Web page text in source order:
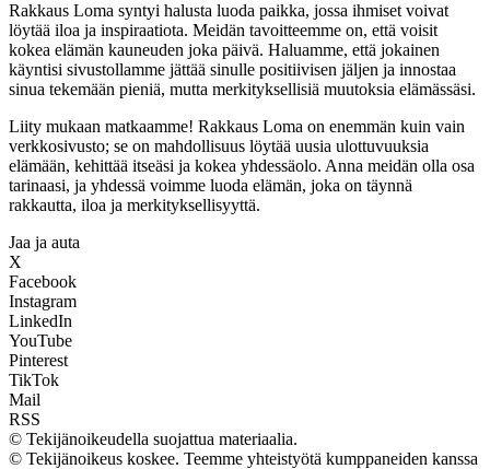
Rakkaus Loma syntyi halusta luoda paikka, jossa ihmiset voivat
löytää iloa ja inspiraatiota. Meidän tavoitteemme on, että voisit
kokea elämän kauneuden joka päivä. Haluamme, että jokainen
käyntisi sivustollamme jättää sinulle positiivisen jäljen ja innostaa
sinua tekemään pieniä, mutta merkityksellisiä muutoksia elämässäsi.
Liity mukaan matkaamme! Rakkaus Loma on enemmän kuin vain
verkkosivusto; se on mahdollisuus löytää uusia ulottuvuuksia
elämään, kehittää itseäsi ja kokea yhdessäolo. Anna meidän olla osa
tarinaasi, ja yhdessä voimme luoda elämän, joka on täynnä
rakkautta, iloa ja merkityksellisyyttä.
Jaa ja auta
X
Facebook
Instagram
LinkedIn
YouTube
Pinterest
TikTok
Mail
RSS
© Tekijänoikeudella suojattua materiaalia.
© Tekijänoikeus koskee. Teemme yhteistyötä kumppaneiden kanssa